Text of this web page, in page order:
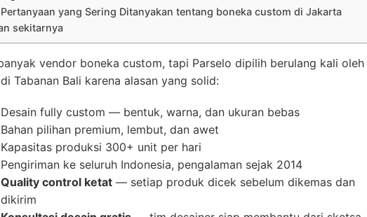
Pertanyaan yang Sering Ditanyakan tentang boneka custom di Jakarta
sekitarnya
vendor boneka custom, tapi Parselo dipilih berulang kali oleh
Tabanan Bali karena alasan yang solid:
Desain fully custom — bentuk, warna, dan ukuran bebas
Bahan pilihan premium, lembut, dan awet
Kapasitas produksi 300+ unit per hari
Pengiriman ke seluruh Indonesia, pengalaman sejak 2014
Quality control ketat — setiap produk dicek sebelum dikemas dan
dikirim